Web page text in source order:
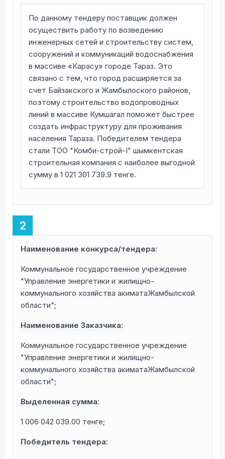
По данному тендеру поставщик должен
осуществить работу по возведению
инженерных сетей и строительству систем,
сооружений и коммуникаций водоснабжения
в массиве «Карасу» городе Тараз. Это
связано с тем, что город расширяется за
счет Байзакского и Жамбылоского районов,
поэтому строительство водопроводных
линий в массиве Кумшагал поможет быстрее
создать инфраструктуру для проживания
населения Тараза. Победителем тендера
стали ТОО "Комби-строй-І" шымкентская
строительная компания с наиболее выгодной
сумму в 1 021 301 739.9 тенге.
Наименование конкурса/тендера:
Коммунальное государственное учреждение
"Управление энергетики и жилищно-
коммунального хозяйства акиматаЖамбылской
области";
Наименование Заказчика:
Коммунальное государственное учреждение
"Управление энергетики и жилищно-
коммунального хозяйства акиматаЖамбылской
области";
Выделенная сумма:
1 006 042 039.00 тенге;
Победитель тендера: